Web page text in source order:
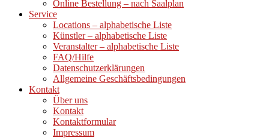
Online Bestellung – nach Saalplan
Service
Locations – alphabetische Liste
Künstler – alphabetische Liste
Veranstalter – alphabetische Liste
FAQ/Hilfe
Datenschutzerklärungen
Allgemeine Geschäftsbedingungen
Kontakt
Über uns
Kontakt
Kontaktformular
Impressum